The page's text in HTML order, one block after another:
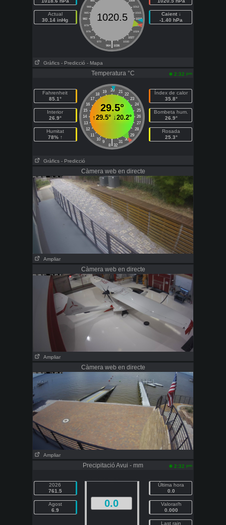
Actual
30.14 inHg
988
1012
985
1015
982
1018
979
1021
976
1024
973
1027
970
1030
|
964 1036
1020.5
Caient ↓
-1.40 hPa
Gràfics - Predicció - Mapa
Temperatura °C 2:32 pm
Fahrenheit
85.1°
Interior
26.9°
Humitat
78% ↑
20
19 21
18
22
17
23
16
24
15
25
14
26
13
27
12
28
11
29
10
30
9 31
|
8 32
29.5°
↑29.5° ↓20.2°
Índex de calor
35.8°
Bombeta hum.
26.9°
Rosada
25.3°
Gràfics - Predicció
Càmera web en directe
Ampliar
Càmera web en directe
Ampliar
Càmera web en directe
Ampliar
Precipitació Avui - mm 2:32 pm
2026
761.5
Agost
6.9
0.0
Última hora
0.0
Valorar/h
0.000
Last rain